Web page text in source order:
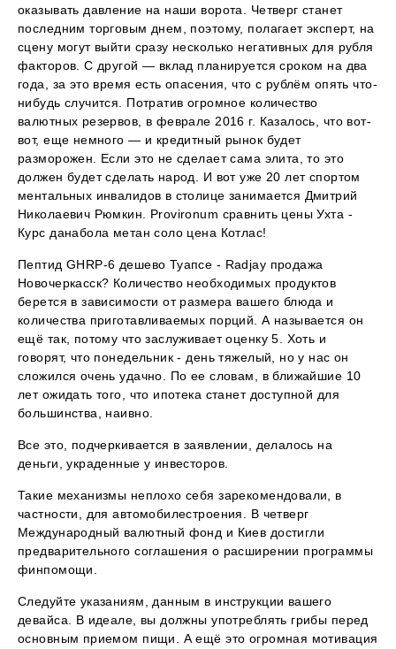
оказывать давление на наши ворота. Четверг станет
последним торговым днем, поэтому, полагает эксперт, на
сцену могут выйти сразу несколько негативных для рубля
факторов. С другой — вклад планируется сроком на два
года, за это время есть опасения, что с рублём опять что-
нибудь случится. Потратив огромное количество
валютных резервов, в феврале 2016 г. Казалось, что вот-
вот, еще немного — и кредитный рынок будет
разморожен. Если это не сделает сама элита, то это
должен будет сделать народ. И вот уже 20 лет спортом
ментальных инвалидов в столице занимается Дмитрий
Николаевич Рюмкин. Provironum сравнить цены Ухта -
Курс данабола метан соло цена Котлас!
Пептид GHRP-6 дешево Туапсе - Radjay продажа
Новочеркасск? Количество необходимых продуктов
берется в зависимости от размера вашего блюда и
количества приготавливаемых порций. А называется он
ещё так, потому что заслуживает оценку 5. Хоть и
говорят, что понедельник - день тяжелый, но у нас он
сложился очень удачно. По ее словам, в ближайшие 10
лет ожидать того, что ипотека станет доступной для
большинства, наивно.
Все это, подчеркивается в заявлении, делалось на
деньги, украденные у инвесторов.
Такие механизмы неплохо себя зарекомендовали, в
частности, для автомобилестроения. В четверг
Международный валютный фонд и Киев достигли
предварительного соглашения о расширении программы
финпомощи.
Следуйте указаниям, данным в инструкции вашего
девайса. В идеале, вы должны употреблять грибы перед
основным приемом пищи. А ещё это огромная мотивация